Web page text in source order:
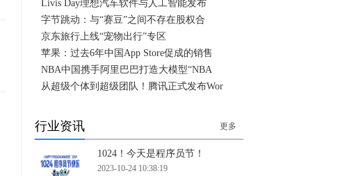
Livis Day理想汽车软件与人工智能发布
字节跳动：与“赛豆”之间不存在股权合
京东旅行上线“宠物出行”专区
苹果：过去6年中国App Store促成的销售
NBA中国携手阿里巴巴打造大模型“NBA
从超级个体到超级团队！腾讯正式发布Wor
行业资讯 更多
1024！今天是程序员节！
2023-10-24 10:38:19